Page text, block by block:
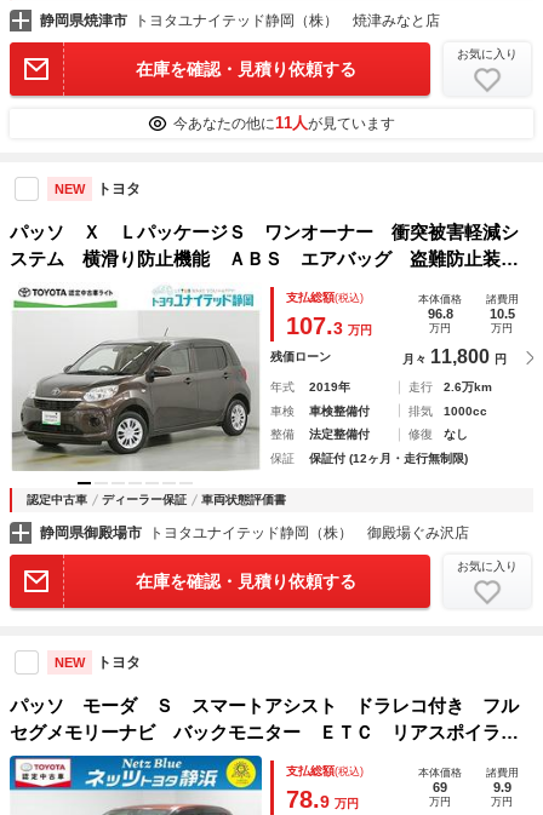
静岡県焼津市 トヨタユナイテッド静岡（株） 焼津みなと店
在庫を確認・見積り依頼する
お気に入り
今あなたの他に11人が見ています
NEW トヨタ
パッソ Ｘ ＬパッケージＳ ワンオーナー 衝突被害軽減シ
ステム 横滑り防止機能 ＡＢＳ エアバッグ 盗難防止装
置 アイドリングストップ バックカメラ ＥＴＣ ドラレ
コ ミュージックプレイヤー接続可 ＣＤ スマートキー キ
支払総額(税込)
107.3 万円
本体価格
96.8
万円
諸費用
10.5
万円
残価ローン 月々 11,800 円
年式 2019年 走行
2.6万km
車検
車検整備付 排気
1000cc
整備
法定整備付 修復
なし
保証
保証付 (12ヶ月・走行無制限)
認定中古車 ディーラー保証 車両状態評価書
静岡県御殿場市 トヨタユナイテッド静岡（株） 御殿場ぐみ沢店
在庫を確認・見積り依頼する
お気に入り
NEW トヨタ
パッソ モーダ Ｓ スマートアシスト ドラレコ付き フル
セグメモリーナビ バックモニター ＥＴＣ リアスポイラ
ー スマートキー ＬＥＤヘッドライト ＣＤ／ＤＶＤ再生付
き シート素材モケット ベンチシート オートエアコン
支払総額(税込)
78.9 万円
本体価格
69
万円
諸費用
9.9
万円